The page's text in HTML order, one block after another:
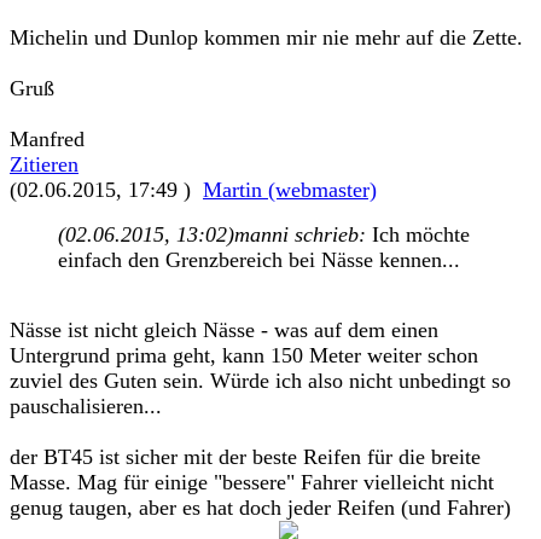
Michelin und Dunlop kommen mir nie mehr auf die Zette.
Gruß
Manfred
Zitieren
(02.06.2015, 17:49 ) Martin (webmaster)
(02.06.2015, 13:02)manni schrieb: Ich möchte
einfach den Grenzbereich bei Nässe kennen...
Nässe ist nicht gleich Nässe - was auf dem einen
Untergrund prima geht, kann 150 Meter weiter schon
zuviel des Guten sein. Würde ich also nicht unbedingt so
pauschalisieren...
der BT45 ist sicher mit der beste Reifen für die breite
Masse. Mag für einige "bessere" Fahrer vielleicht nicht
genug taugen, aber es hat doch jeder Reifen (und Fahrer)